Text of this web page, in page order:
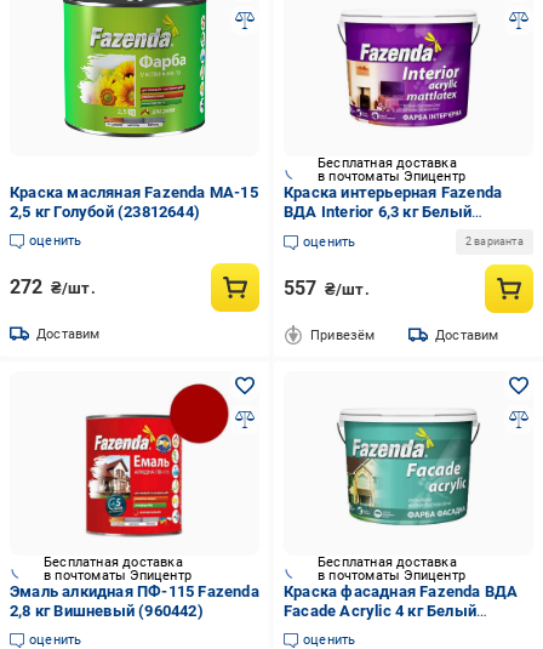
Краска масляная Fazenda МА-15
2,5 кг Голубой (23812644)
оценить
272 ₴/шт.
Доставим
Бесплатная доставка
в почтоматы Эпицентр
Краска интерьерная Fazenda
ВДА Interior 6,3 кг Белый
(1019224)
оценить 2 варианта
557 ₴/шт.
Привезём Доставим
Бесплатная доставка
в почтоматы Эпицентр
Эмаль алкидная ПФ-115 Fazenda
2,8 кг Вишневый (960442)
оценить
Бесплатная доставка
в почтоматы Эпицентр
Краска фасадная Fazenda ВДА
Faсade Acrylic 4 кг Белый
(1019219)
оценить